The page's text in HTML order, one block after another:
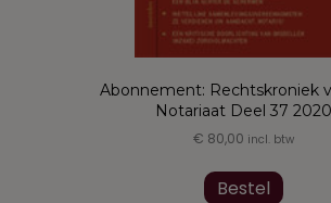
Abonnement: Rechtskroniek
Notariaat Deel 37 2020
€ 80,00 incl. btw
Bestel product